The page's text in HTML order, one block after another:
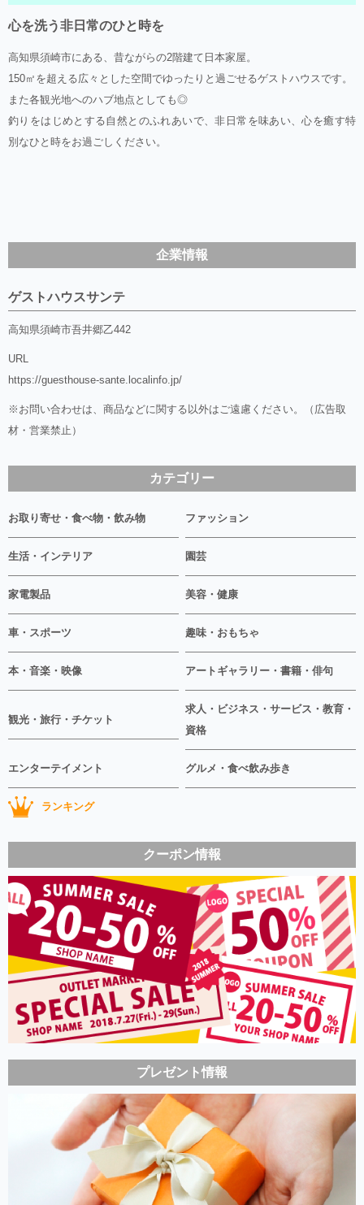
心を洗う非日常のひと時を
高知県須崎市にある、昔ながらの2階建て日本家屋。
150㎡を超える広々とした空間でゆったりと過ごせるゲストハウスです。
また各観光地へのハブ地点としても◎
釣りをはじめとする自然とのふれあいで、非日常を味あい、心を癒す特
別なひと時をお過ごしください。
企業情報
ゲストハウスサンテ
高知県須崎市吾井郷乙442
URL
https://guesthouse-sante.localinfo.jp/
※お問い合わせは、商品などに関する以外はご遠慮ください。（広告取
材・営業禁止）
カテゴリー
お取り寄せ・食べ物・飲み物 ファッション
生活・インテリア 園芸
家電製品 美容・健康
車・スポーツ 趣味・おもちゃ
本・音楽・映像 アートギャラリー・書籍・俳句
観光・旅行・チケット
求人・ビジネス・サービス・教育・
資格
エンターテイメント グルメ・食べ飲み歩き
ランキング
クーポン情報
プレゼント情報